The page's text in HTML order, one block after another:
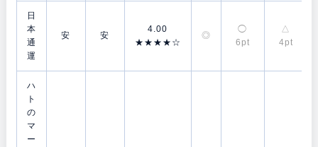
日
本
通
運
安 安
4.00
★★★★☆
◎
◯
6pt
△
4pt
ハ
ト
の
マ
ー